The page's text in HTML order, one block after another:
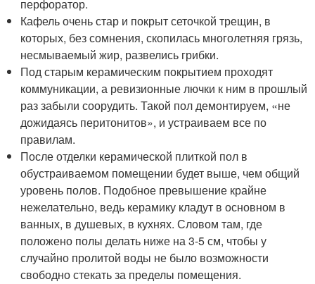
перфоратор.
Кафель очень стар и покрыт сеточкой трещин, в
которых, без сомнения, скопилась многолетняя грязь,
несмываемый жир, развелись грибки.
Под старым керамическим покрытием проходят
коммуникации, а ревизионные лючки к ним в прошлый
раз забыли соорудить. Такой пол демонтируем, «не
дожидаясь перитонитов», и устраиваем все по
правилам.
После отделки керамической плиткой пол в
обустраиваемом помещении будет выше, чем общий
уровень полов. Подобное превышение крайне
нежелательно, ведь керамику кладут в основном в
ванных, в душевых, в кухнях. Словом там, где
положено полы делать ниже на 3-5 см, чтобы у
случайно пролитой воды не было возможности
свободно стекать за пределы помещения.